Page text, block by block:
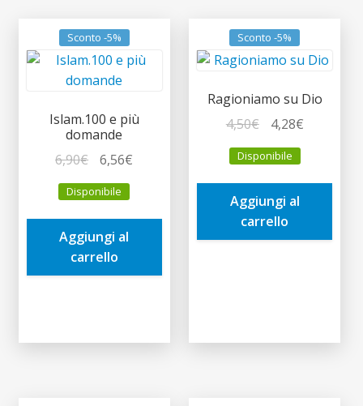
Sconto -5%
Islam.100 e più
domande
6,90€
prezzo
originale
era:
6,90€.
6,56€
è:
Disponibile
Aggiungi al
carrello
Sconto -5%
Ragioniamo su Dio
4,50€
prezzo
originale
era:
4,50€.
4,28€Il
è:
Disponibile
Aggiungi al
carrello